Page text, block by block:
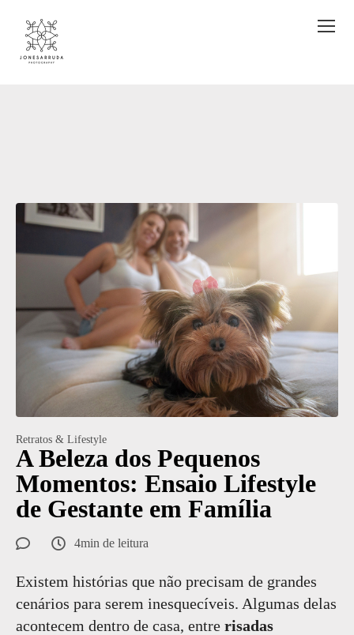
Retratos & Lifestyle
A Beleza dos Pequenos
Momentos: Ensaio Lifestyle
de Gestante em Família
4min de leitura
Existem histórias que não precisam de grandes
cenários para serem inesquecíveis. Algumas delas
acontecem dentro de casa, entre risadas